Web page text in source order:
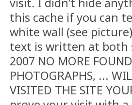
this cache if you can
white wall (see
text is written at both
2007 NO MORE
PHOTOGRAPHS, ...
VISITED THE SITE